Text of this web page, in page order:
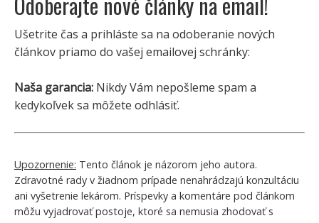
Ušetrite čas a prihláste sa na odoberanie nových
článkov priamo do vašej emailovej schránky:
Naša garancia: Nikdy Vám nepošleme spam a
kedykoľvek sa môžete odhlásiť.
Upozornenie: Tento článok je názorom jeho autora.
Zdravotné rady v žiadnom prípade nenahrádzajú konzultáciu
ani vyšetrenie lekárom. Príspevky a komentáre pod článkom
môžu vyjadrovať postoje, ktoré sa nemusia zhodovať s